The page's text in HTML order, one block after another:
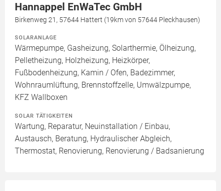
Hannappel EnWaTec GmbH
Birkenweg 21, 57644 Hattert (19km von 57644 Pleckhausen)
SOLARANLAGE
Wärmepumpe, Gasheizung, Solarthermie, Ölheizung,
Pelletheizung, Holzheizung, Heizkörper,
Fußbodenheizung, Kamin / Ofen, Badezimmer,
Wohnraumlüftung, Brennstoffzelle, Umwälzpumpe,
KFZ Wallboxen
SOLAR TÄTIGKEITEN
Wartung, Reparatur, Neuinstallation / Einbau,
Austausch, Beratung, Hydraulischer Abgleich,
Thermostat, Renovierung, Renovierung / Badsanierung